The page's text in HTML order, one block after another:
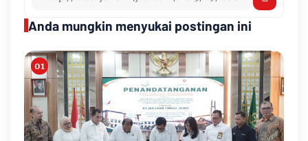
Anda mungkin menyukai postingan ini